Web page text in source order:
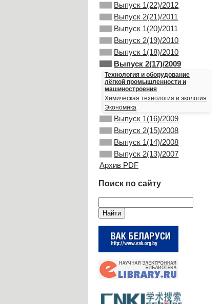
Выпуск 1(22)/2012
Выпуск 2(21)/2011
Выпуск 1(20)/2011
Выпуск 2(19)/2010
Выпуск 1(18)/2010
Выпуск 2(17)/2009
Технология и оборудование
лёгкой промышленности и
машиностроения
Химическая технология и экология
Экономика
Выпуск 1(16)/2009
Выпуск 2(15)/2008
Выпуск 1(14)/2008
Выпуск 2(13)/2007
Архив PDF
Поиск по сайту